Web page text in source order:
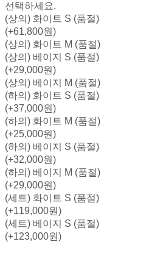
선택하세요.
(상의) 화이트 S (품절)
(+61,800원)
(상의) 화이트 M (품절)
(상의) 베이지 S (품절)
(+29,000원)
(상의) 베이지 M (품절)
(하의) 화이트 S (품절)
(+37,000원)
(하의) 화이트 M (품절)
(+25,000원)
(하의) 베이지 S (품절)
(+32,000원)
(하의) 베이지 M (품절)
(+29,000원)
(세트) 화이트 S (품절)
(+119,000원)
(세트) 베이지 S (품절)
(+123,000원)